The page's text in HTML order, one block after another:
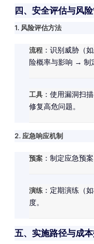
四、安全评估与风
1. 风险评估方法
流程 ：识别威胁（
险概率与影响 → 制
工具 ：使用漏洞扫
修复高危问题。
2. 应急响应机制
预案 ：制定应急预
演练 ：定期演练（
度。
五、实施路径与成